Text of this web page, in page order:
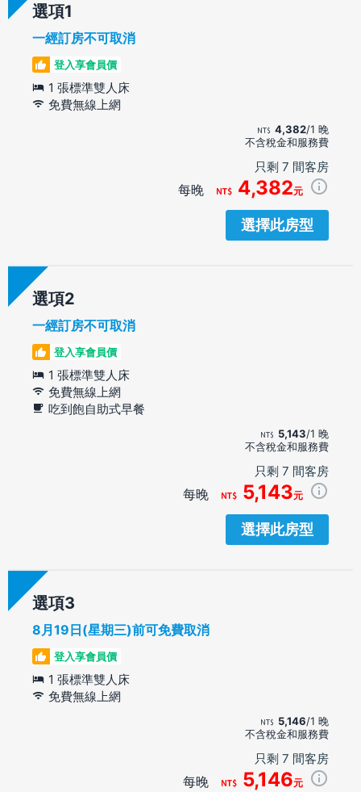
選項
一經訂房不可取消
登入享會員價
1 張標準雙人床
免費無線上網
4,382/1 晚
不含稅金和服務費
只剩 7 間客房
每晚 4,382元
選擇此房型
選項
一經訂房不可取消
登入享會員價
1 張標準雙人床
免費無線上網
吃到飽自助式早餐
5,143/1 晚
不含稅金和服務費
只剩 7 間客房
每晚 5,143元
選擇此房型
選項
8月19日(星期三)前可免費取消
登入享會員價
1 張標準雙人床
免費無線上網
5,146/1 晚
不含稅金和服務費
只剩 7 間客房
每晚 5,146元